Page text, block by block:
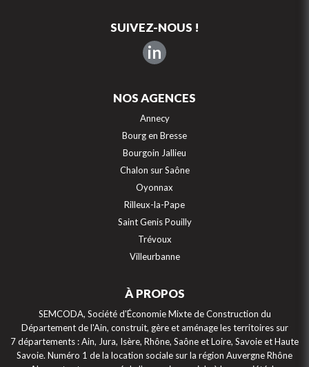
SUIVEZ-NOUS !
in
NOS AGENCES
Annecy
Bourg en Bresse
Bourgoin Jallieu
Chalon sur Saône
Oyonnax
Rilleux-la-Pape
Saint Genis Pouilly
Trévoux
Villeurbanne
À PROPOS
SEMCODA, Société d'Économie Mixte de Construction du
Département de l'Ain, construit, gère et aménage les territoires sur
7 départements : Ain, Jura, Isère, Rhône, Saône et Loire, Savoie et Haute
Savoie. Numéro 1 de la location sociale sur la région Auvergne Rhône